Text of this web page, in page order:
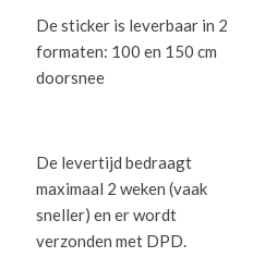
De sticker is leverbaar in 2
formaten: 100 en 150 cm
doorsnee
De levertijd bedraagt
maximaal 2 weken (vaak
sneller) en er wordt
verzonden met DPD.